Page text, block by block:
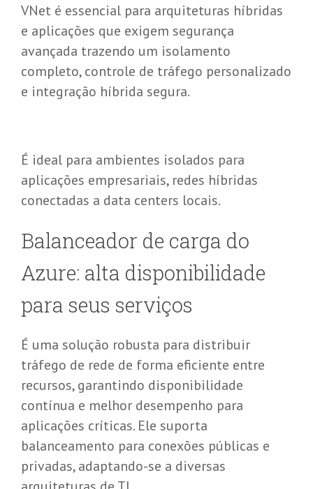
VNet é essencial para arquiteturas híbridas
e aplicações que exigem segurança
avançada trazendo um isolamento
completo, controle de tráfego personalizado
e integração híbrida segura.
É ideal para ambientes isolados para
aplicações empresariais, redes híbridas
conectadas a data centers locais.
Balanceador de carga do
Azure: alta disponibilidade
para seus serviços
É uma solução robusta para distribuir
tráfego de rede de forma eficiente entre
recursos, garantindo disponibilidade
contínua e melhor desempenho para
aplicações críticas. Ele suporta
balanceamento para conexões públicas e
privadas, adaptando-se a diversas